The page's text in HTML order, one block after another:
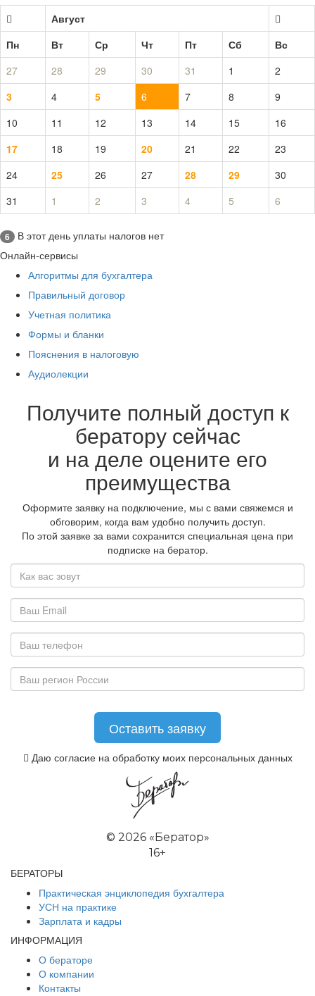
Август
Пн
Вт Ср Чт Пт Сб
Вс
27
28 29 30 31 1
2
3
4 5 6 7 8
9
10
11 12 13 14 15
16
17
18 19 20 21 22
23
24
25 26 27 28 29
30
31
1 2 3 4 5 6
6
В этот день уплаты налогов нет
Онлайн-сервисы
Алгоритмы для бухгалтера
Правильный договор
Учетная политика
Формы и бланки
Пояснения в налоговую
Аудиолекции
Получите полный доступ к
бератору сейчас
и на деле оцените его
преимущества
Оформите заявку на подключение, мы с вами свяжемся и
обговорим, когда вам удобно получить доступ.
По этой заявке за вами сохранится специальная цена при
подписке на бератор.
Даю согласие на обработку моих персональных данных
© 2026 «Бератор»
16+
БЕРАТОРЫ
Практическая энциклопедия бухгалтера
УСН на практике
Зарплата и кадры
ИНФОРМАЦИЯ
О бераторе
О компании
Контакты